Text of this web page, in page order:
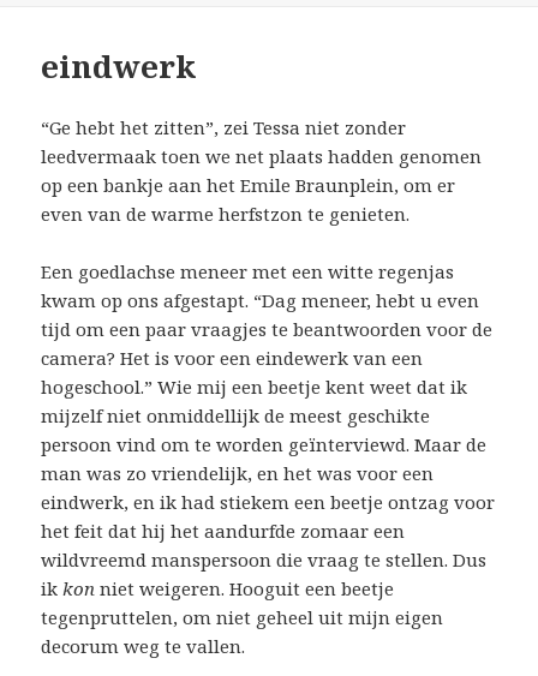
eindwerk
“Ge hebt het zitten”, zei Tessa niet zonder
leedvermaak toen we net plaats hadden genomen
op een bankje aan het Emile Braunplein, om er
even van de warme herfstzon te genieten.
Een goedlachse meneer met een witte regenjas
kwam op ons afgestapt. “Dag meneer, hebt u even
tijd om een paar vraagjes te beantwoorden voor de
camera? Het is voor een eindewerk van een
hogeschool.” Wie mij een beetje kent weet dat ik
mijzelf niet onmiddellijk de meest geschikte
persoon vind om te worden geïnterviewd. Maar de
man was zo vriendelijk, en het was voor een
eindwerk, en ik had stiekem een beetje ontzag voor
het feit dat hij het aandurfde zomaar een
wildvreemd manspersoon die vraag te stellen. Dus
ik kon niet weigeren. Hooguit een beetje
tegenpruttelen, om niet geheel uit mijn eigen
decorum weg te vallen.